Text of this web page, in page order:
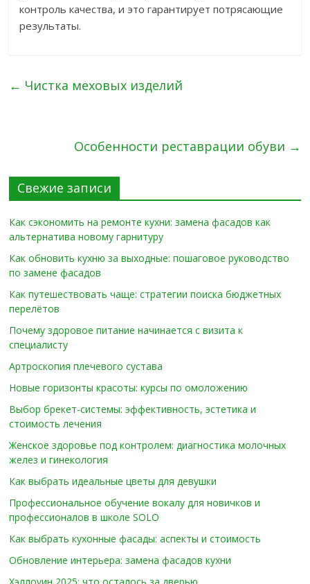
контроль качества, и это гарантирует потрясающие
результаты.
← Чистка меховых изделий
Особенности реставрации обуви →
Свежие записи
Как сэкономить на ремонте кухни: замена фасадов как
альтернатива новому гарнитуру
Как обновить кухню за выходные: пошаговое руководство
по замене фасадов
Как путешествовать чаще: стратегии поиска бюджетных
перелётов
Почему здоровое питание начинается с визита к
специалисту
Артроскопия плечевого сустава
Новые горизонты красоты: курсы по омоложению
Выбор брекет-системы: эффективность, эстетика и
стоимость лечения
Женское здоровье под контролем: диагностика молочных
желез и гинекология
Как выбрать идеальные цветы для девушки
Профессиональное обучение вокалу для новичков и
профессионалов в школе SOLO
Как выбрать кухонные фасады: аспекты и стоимость
Обновление интерьера: замена фасадов кухни